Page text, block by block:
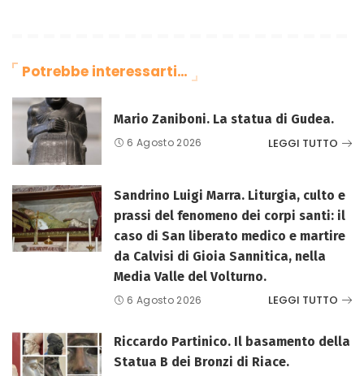
Potrebbe interessarti…
Mario Zaniboni. La statua di Gudea.
6 Agosto 2026 LEGGI TUTTO
Sandrino Luigi Marra. Liturgia, culto e
prassi del fenomeno dei corpi santi: il
caso di San liberato medico e martire
da Calvisi di Gioia Sannitica, nella
Media Valle del Volturno.
6 Agosto 2026 LEGGI TUTTO
Riccardo Partinico. Il basamento della
Statua B dei Bronzi di Riace.